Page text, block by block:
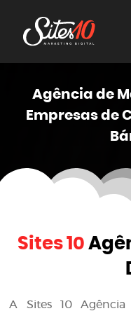
Agência de
Empresas de
Sites 10
A Sites 10